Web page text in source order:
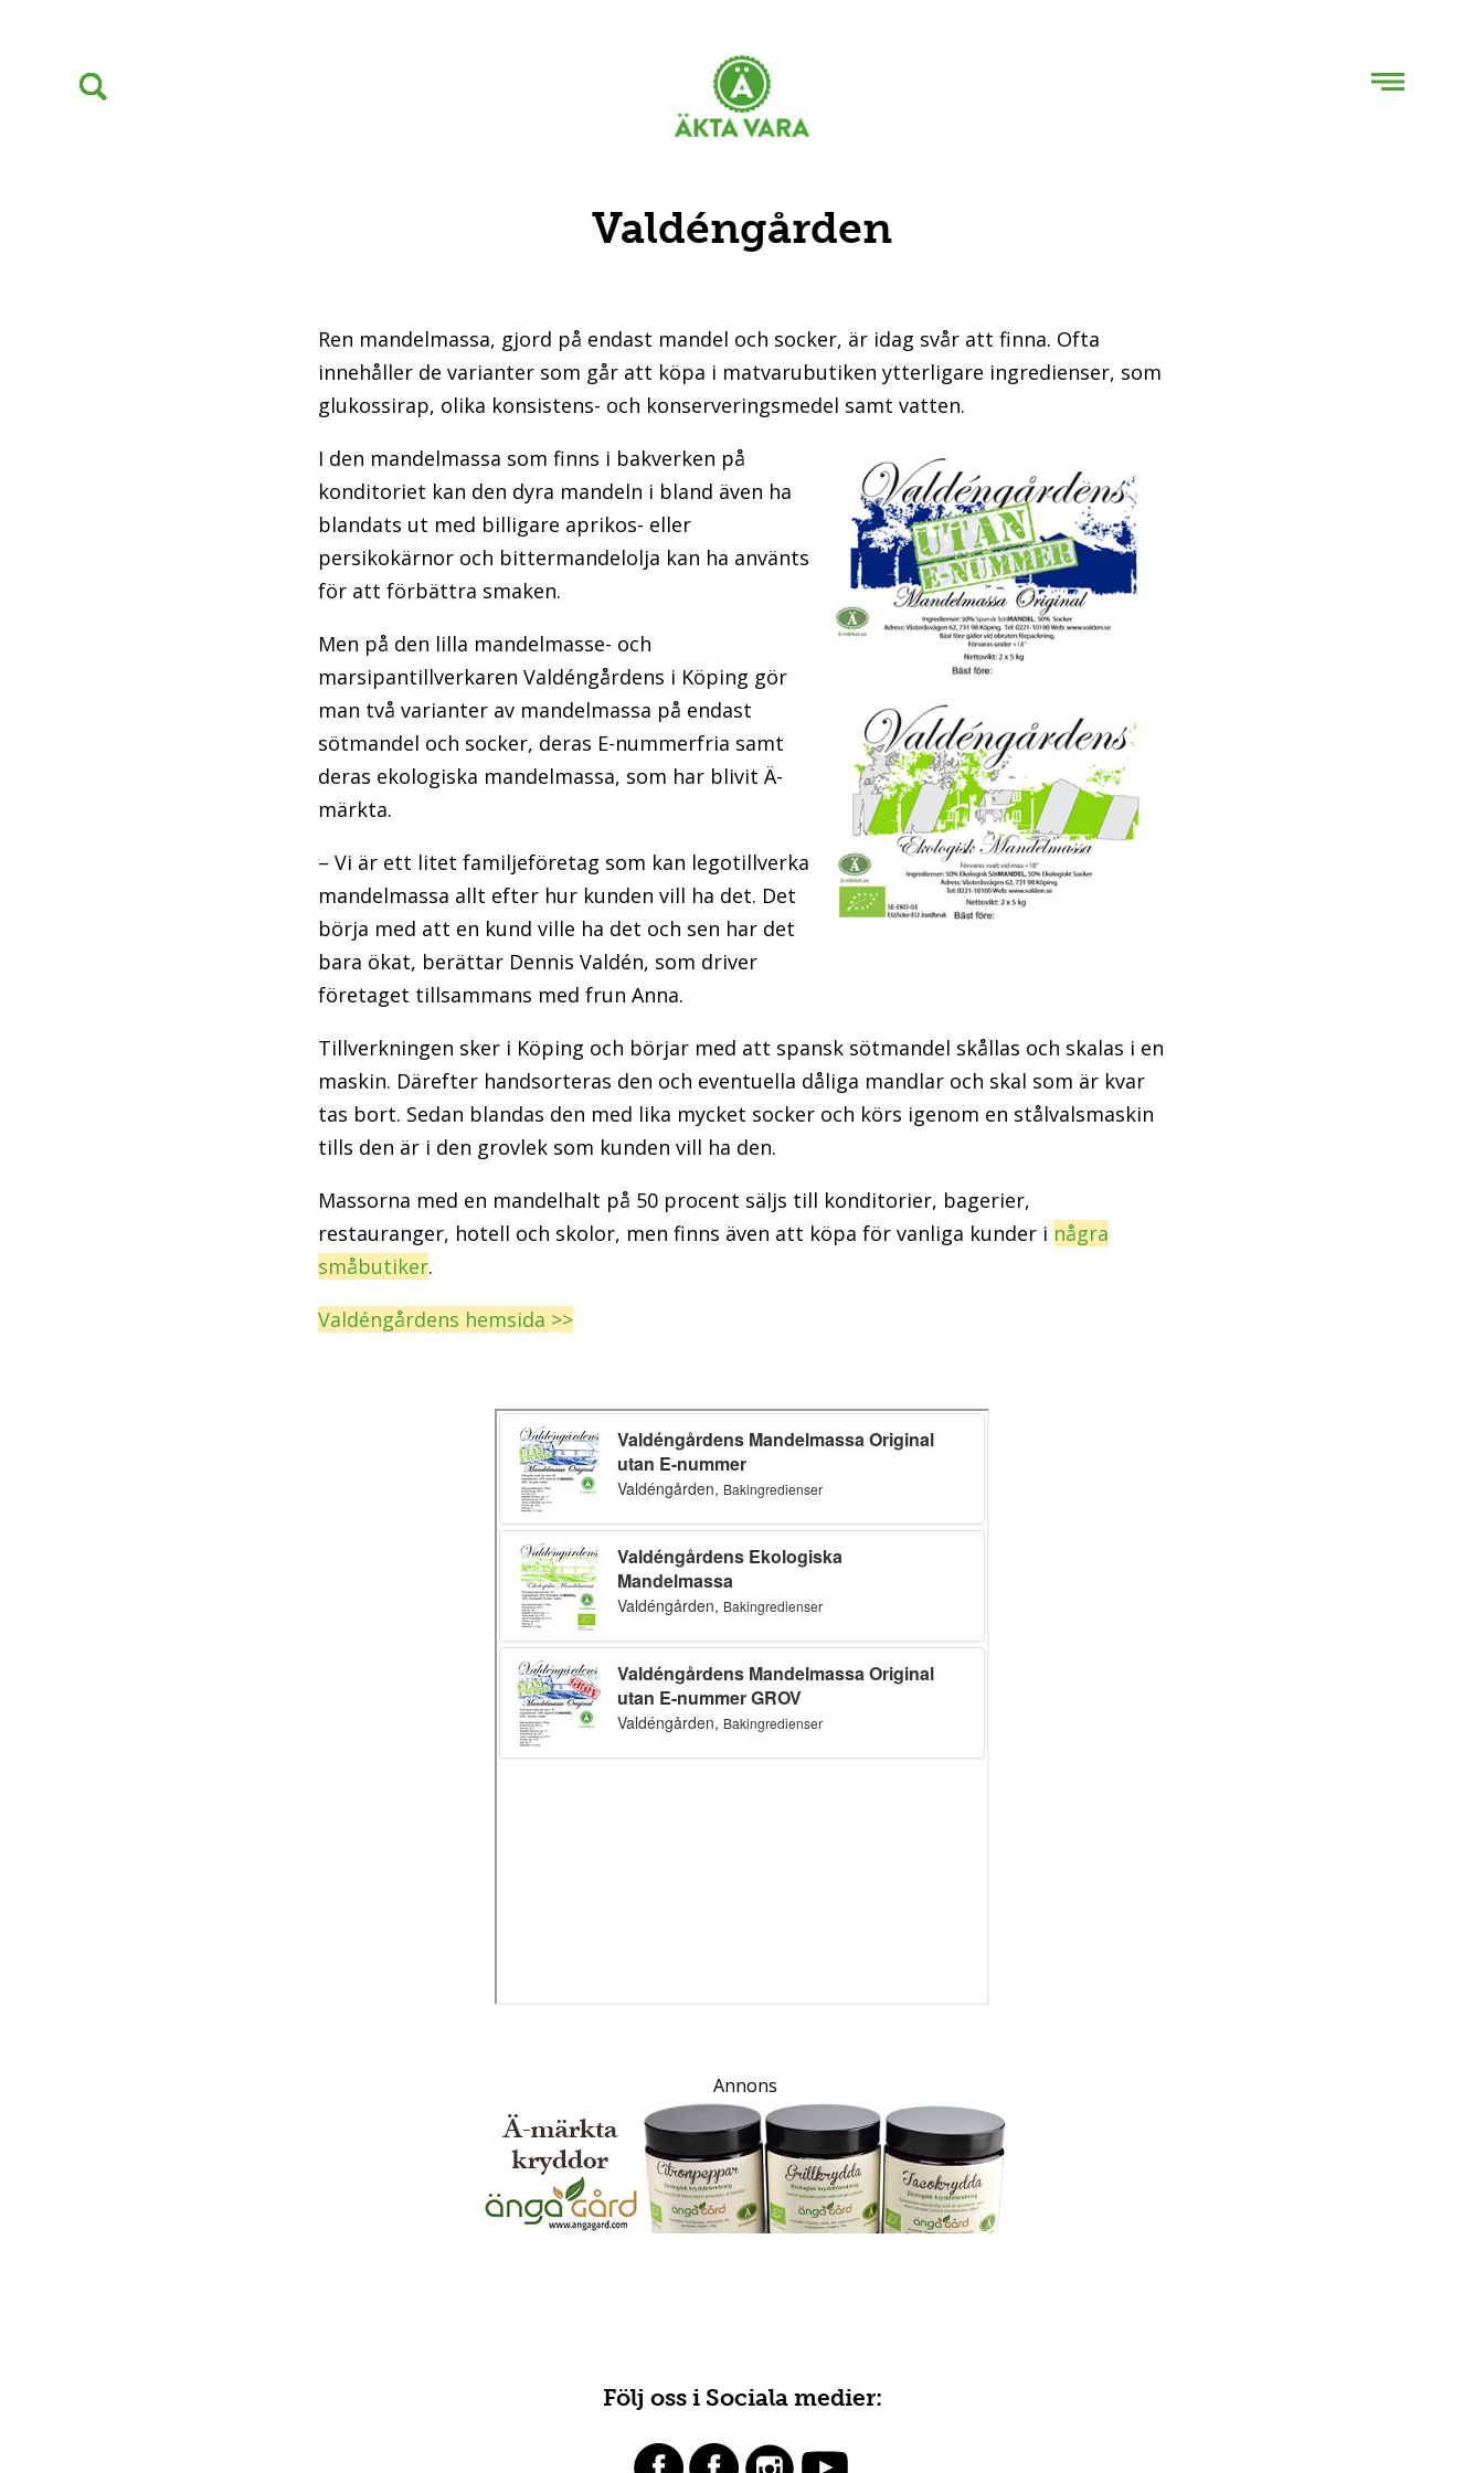
Valdéngården
Ren mandelmassa, gjord på endast mandel och socker, är idag svår att finna. Ofta
innehåller de varianter som går att köpa i matvarubutiken ytterligare ingredienser, som
glukossirap, olika konsistens- och konserveringsmedel samt vatten.
I den mandelmassa som finns i bakverken på
konditoriet kan den dyra mandeln i bland även ha
blandats ut med billigare aprikos- eller
persikokärnor och bittermandelolja kan ha använts
för att förbättra smaken.
Men på den lilla mandelmasse- och
marsipantillverkaren Valdéngårdens i Köping gör
man två varianter av mandelmassa på endast
sötmandel och socker, deras E-nummerfria samt
deras ekologiska mandelmassa, som har blivit Ä-
märkta.
– Vi är ett litet familjeföretag som kan legotillverka
mandelmassa allt efter hur kunden vill ha det. Det
börja med att en kund ville ha det och sen har det
bara ökat, berättar Dennis Valdén, som driver
företaget tillsammans med frun Anna.
Tillverkningen sker i Köping och börjar med att spansk sötmandel skållas och skalas i en
maskin. Därefter handsorteras den och eventuella dåliga mandlar och skal som är kvar
tas bort. Sedan blandas den med lika mycket socker och körs igenom en stålvalsmaskin
tills den är i den grovlek som kunden vill ha den.
Massorna med en mandelhalt på 50 procent säljs till konditorier, bagerier,
restauranger, hotell och skolor, men finns även att köpa för vanliga kunder i några
småbutiker.
Valdéngårdens hemsida >>
Annons
Följ oss i Sociala medier: